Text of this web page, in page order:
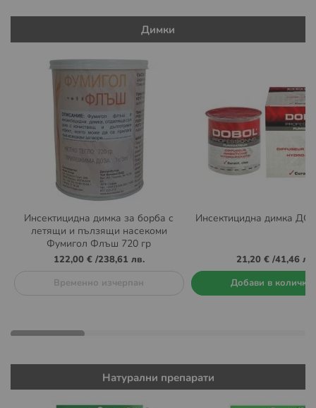
Димки
Инсектицидна димка за борба с
летящи и пълзящи насекоми
Фумигол Флъш 720 гр
122,00 €/238,61 лв.
Временно изчерпан
Инсектицидна димка
21,20 €/41,46 лв.
Добави в
Натурални препарати